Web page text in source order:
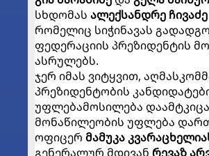
სხდომას ალექსანდრე ჩივაძე
რომელიც სიჭინავას
ფედერაციის პრეზიდენტის
ასრულებს.
ჯერ იმას ვიტყვით,
პრეზიდენტობის
უფლებამოსილება
მონაწილეობის უფლება
ოფიცერ მამუკა
გენერალურ მდივან რევაზ